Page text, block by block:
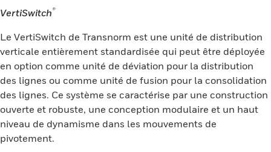
VertiSwitch®
Le VertiSwitch de Transnorm est une unité de distribution
verticale entièrement standardisée qui peut être déployée
en option comme unité de déviation pour la distribution
des lignes ou comme unité de fusion pour la consolidation
des lignes. Ce système se caractérise par une construction
ouverte et robuste, une conception modulaire et un haut
niveau de dynamisme dans les mouvements de
pivotement.